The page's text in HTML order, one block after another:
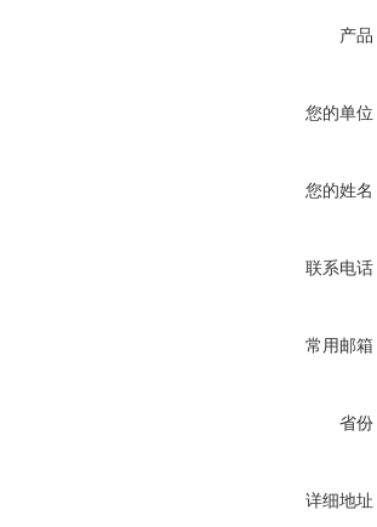
产品
您的单位
您的姓名
联系电话
常用邮箱
省份
详细地址